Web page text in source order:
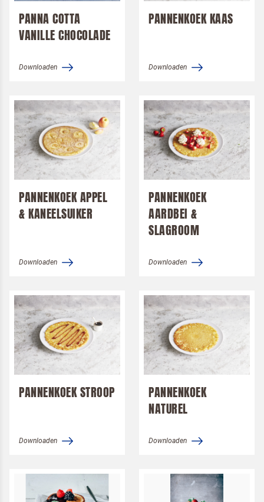
PANNA COTTA
VANILLE CHOCOLADE
Downloaden
PANNENKOEK KAAS
Downloaden
PANNENKOEK APPEL
& KANEELSUIKER
Downloaden
PANNENKOEK
AARDBEI &
SLAGROOM
Downloaden
PANNENKOEK STROOP
Downloaden
PANNENKOEK
NATUREL
Downloaden
afbeelding van de
Kwarktaart
Ik ben een horeca professional
Door op versturen te klikken, ga je akkoord metonze voorwaarden .
VERSTUREN